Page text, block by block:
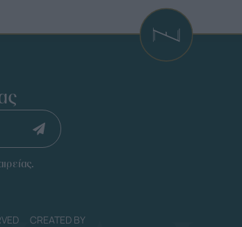
CREATED BY